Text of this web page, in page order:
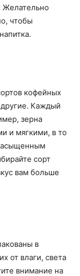
Желательно
чтобы
кофейных
другие. Каждый
зерна
и мягкими, в то
сорт
вам больше
в
от влаги, света
внимание на